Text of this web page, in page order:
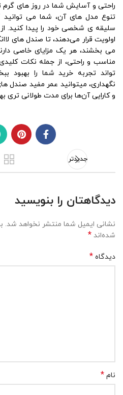
راحتی و آسایش شما در روز های گرم
تنوع مدل ‌های آن، شما می‌ توانید
سلیقه ی شخصی خود را پیدا کنید.
اولویت قرار می‌دهند، تا صندل‌ های
می ‌بخشند، هر یک مزایای خاصی
مناسب و راحتی، از جمله نکات
‌تواند تجربه خرید شما را بهبود
نگهداری، میتوانید عمر مفید صندل‌
و کارایی آن‌ها برای مدت طولانی‌ تری
جدیدتر
دیدگاهتان را بنویسید
نشانی ایمیل شما منتشر نخواهد شد.
شده‌اند *
دیدگاه *
نام *